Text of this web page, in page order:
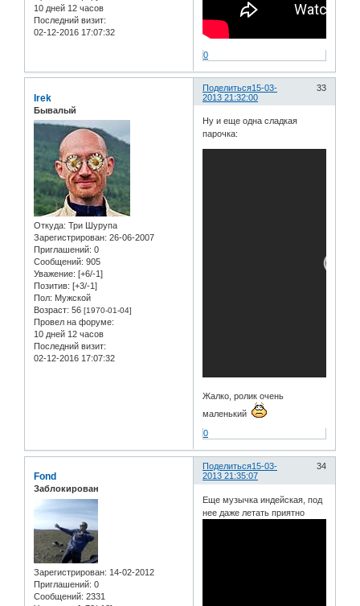
10 дней 12 часов
Последний визит:
02-12-2016 17:07:32
0
Поделиться 33
15-03-
2013 21:32:00
Irek
Бывалый
Откуда: Три Шурупа
Зарегистрирован: 26-06-2007
Приглашений: 0
Сообщений: 905
Уважение: [+6/-1]
Позитив: [+3/-1]
Пол: Мужской
Возраст: 56 [1970-01-04]
Провел на форуме:
10 дней 12 часов
Последний визит:
02-12-2016 17:07:32
Ну и еще одна сладкая
парочка:
Жалко, ролик очень
маленький
0
Поделиться 34
15-03-
2013 21:35:07
Fond
Заблокирован
Зарегистрирован: 14-02-2012
Приглашений: 0
Сообщений: 2331
Еще музычка индейская, под
нее даже летать приятно